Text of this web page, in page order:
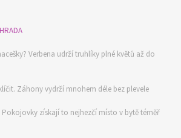
Verbena udrží truhlíky plné květů až do
Záhony vydrží mnohem déle bez plevele
získají to nejhezčí místo v bytě téměř